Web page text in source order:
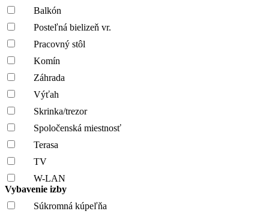
Balkón
Posteľná bielizeň vr.
Pracovný stôl
Komín
Záhrada
Výťah
Skrinka/trezor
Spoločenská miestnosť
Terasa
TV
W-LAN
Vybavenie izby
Súkromná kúpeľňa